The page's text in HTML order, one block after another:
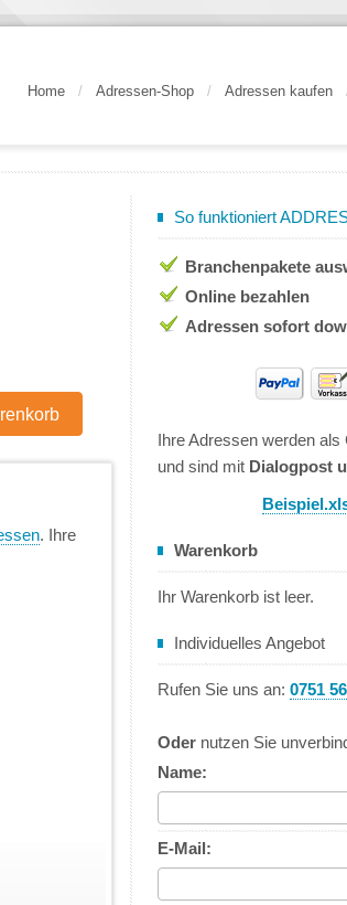
Home / Adressen-Shop / Adressen kaufen
. Ihre
So funktioniert
Branchenpakete
Online bezahlen
Adressen sofort
Ihre Adressen werden
und sind mit Dialogpost
Warenkorb
Ihr Warenkorb ist leer.
Individuelles Angebot
Rufen Sie uns an: 0751
Odernutzen Sie
Name:
E-Mail: